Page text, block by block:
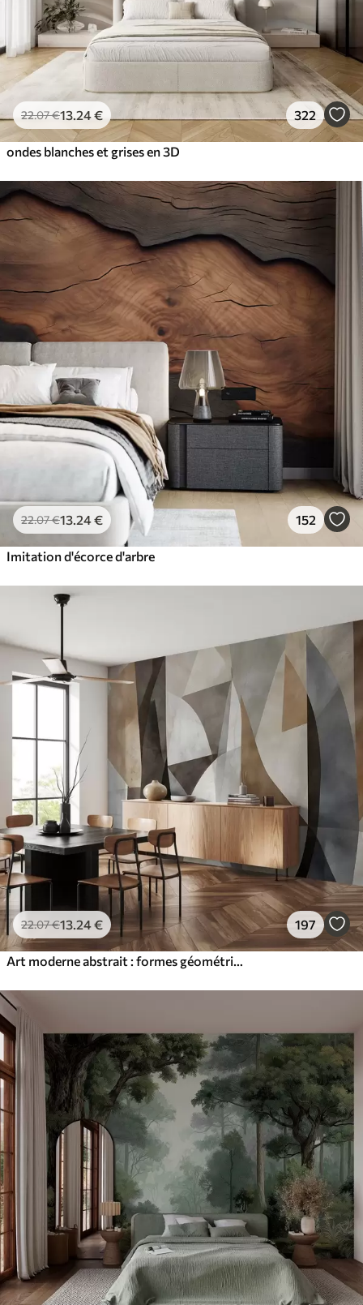
22.07€13.24€ 322
ondes blanches et grises en 3D
22.07€13.24€ 152
Imitation d'écorce d'arbre
22.07€13.24€ 197
Art moderne abstrait : formes géométriques texturées dans les tons de brun, gris et beige